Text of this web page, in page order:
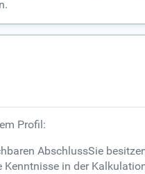
Profil:
AbschlussSie
in der